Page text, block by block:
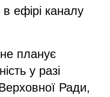
ефірі каналу
планує
у разі
Ради,